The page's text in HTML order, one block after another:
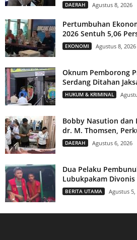
DAERAH Agustus 8, 2026
Pertumbuhan
2026 Sentuh 5,06
EKONOMI Agustus 8, 2026
Oknum Pemborong
Serdang Ditahan
HUKUM & KRIMINAL
Bobby Nasution dan
dr. M. Thomsen,
DAERAH Agustus 6, 2026
Dua Pelaku
Lubukpakam
BERITA UTAMA Agustus 5,